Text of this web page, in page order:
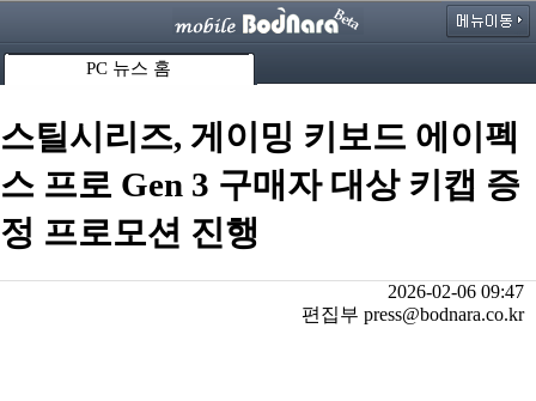
PC 뉴스 홈
스틸시리즈, 게이밍 키보드 에이펙
스 프로 Gen 3 구매자 대상 키캡 증
정 프로모션 진행
2026-02-06 09:47
편집부 press@bodnara.co.kr